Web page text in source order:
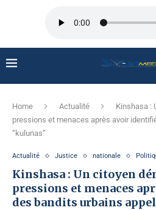
Home Actualité
Kinshasa :
pressions et menaces après avoir
‘’kulunas’’
Actualité Justice nationale
Kinshasa : Un citoyen
pressions et menaces
des bandits urbains